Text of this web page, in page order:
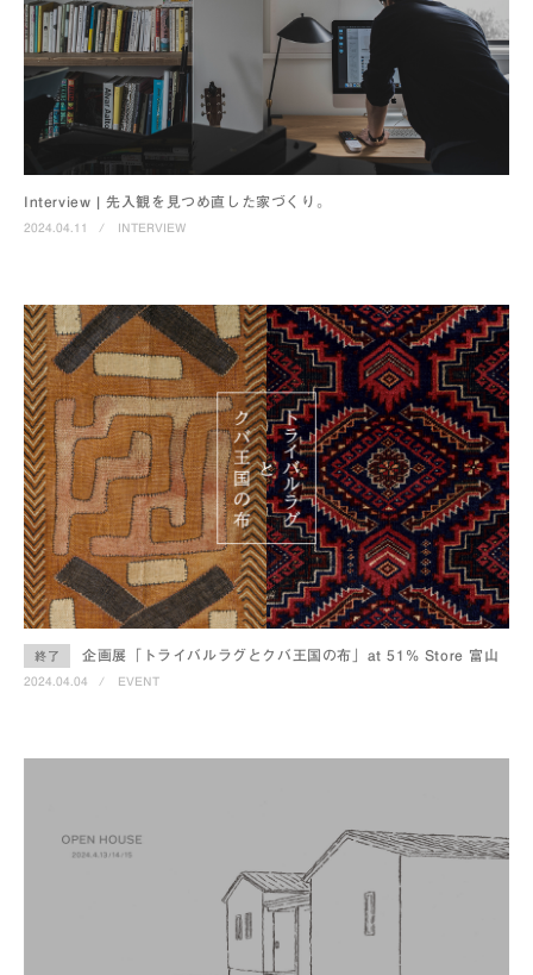
Interview | 先入観を見つめ直した家づくり。
2024.04.11 / INTERVIEW
終了 企画展「トライバルラグとクバ王国の布」at 51% Store 富山
2024.04.04 / EVENT